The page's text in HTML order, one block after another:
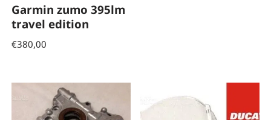
Garmin zumo 395lm
travel edition
€380,00